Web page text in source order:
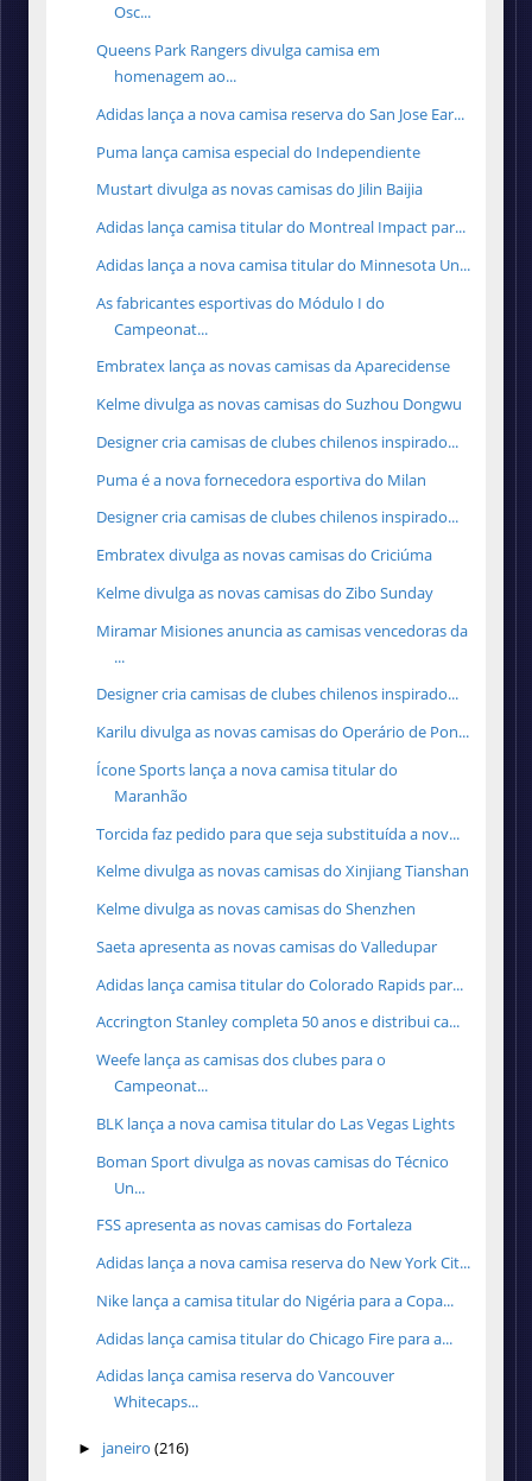
Osc...
Queens Park Rangers divulga camisa em
homenagem ao...
Adidas lança a nova camisa reserva do San Jose Ear...
Puma lança camisa especial do Independiente
Mustart divulga as novas camisas do Jilin Baijia
Adidas lança camisa titular do Montreal Impact par...
Adidas lança a nova camisa titular do Minnesota Un...
As fabricantes esportivas do Módulo I do
Campeonat...
Embratex lança as novas camisas da Aparecidense
Kelme divulga as novas camisas do Suzhou Dongwu
Designer cria camisas de clubes chilenos inspirado...
Puma é a nova fornecedora esportiva do Milan
Designer cria camisas de clubes chilenos inspirado...
Embratex divulga as novas camisas do Criciúma
Kelme divulga as novas camisas do Zibo Sunday
Miramar Misiones anuncia as camisas vencedoras da
...
Designer cria camisas de clubes chilenos inspirado...
Karilu divulga as novas camisas do Operário de Pon...
Ícone Sports lança a nova camisa titular do
Maranhão
Torcida faz pedido para que seja substituída a nov...
Kelme divulga as novas camisas do Xinjiang Tianshan
Kelme divulga as novas camisas do Shenzhen
Saeta apresenta as novas camisas do Valledupar
Adidas lança camisa titular do Colorado Rapids par...
Accrington Stanley completa 50 anos e distribui ca...
Weefe lança as camisas dos clubes para o
Campeonat...
BLK lança a nova camisa titular do Las Vegas Lights
Boman Sport divulga as novas camisas do Técnico
Un...
FSS apresenta as novas camisas do Fortaleza
Adidas lança a nova camisa reserva do New York Cit...
Nike lança a camisa titular do Nigéria para a Copa...
Adidas lança camisa titular do Chicago Fire para a...
Adidas lança camisa reserva do Vancouver
Whitecaps...
► janeiro (216)